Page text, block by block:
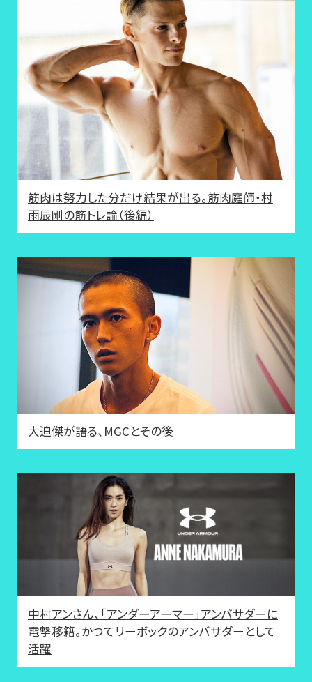
筋肉は努力した分だけ結果が出る。筋肉庭師・村
雨辰剛の筋トレ論（後編）
大迫傑が語る、MGCとその後
中村アンさん、「アンダーアーマー」アンバサダーに
電撃移籍。かつてリーボックのアンバサダーとして
活躍